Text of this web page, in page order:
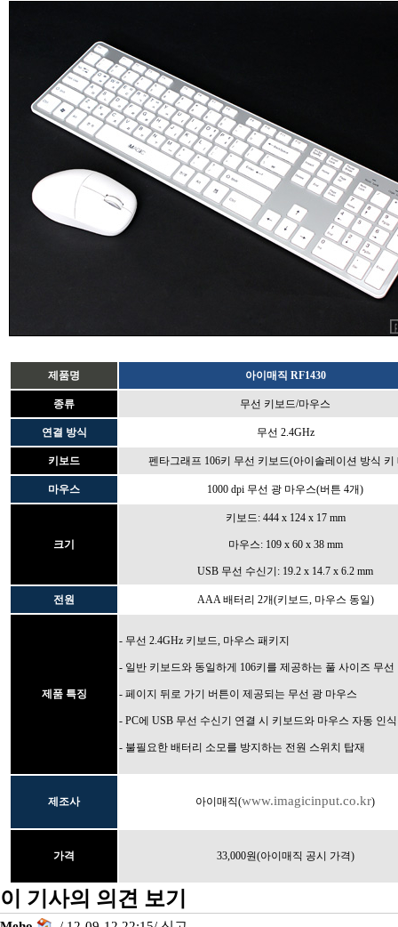
제품명 아이매직 RF1430
종류 무선 키보드/마우스
연결 방식 무선 2.4GHz
키보드 펜타그래프 106키 무선 키보드(아이솔레이션 방식 키
마우스 1000 dpi 무선 광 마우스(버튼 4개)
크기
키보드: 444 x 124 x 17 mm
마우스: 109 x 60 x 38 mm
USB 무선 수신기: 19.2 x 14.7 x 6.2 mm
전원 AAA 배터리 2개(키보드, 마우스 동일)
제품 특징
- 무선 2.4GHz 키보드, 마우스 패키지
- 일반 키보드와 동일하게 106키를 제공하는 풀 사이즈 무선
- 페이지 뒤로 가기 버튼이 제공되는 무선 광 마우스
- PC에 USB 무선 수신기 연결 시 키보드와 마우스 자동 인식
- 불필요한 배터리 소모를 방지하는 전원 스위치 탑재
제조사 아이매직(www.imagicinput.co.kr)
가격 33,000원(아이매직 공시 가격)
이 기사의 의견 보기